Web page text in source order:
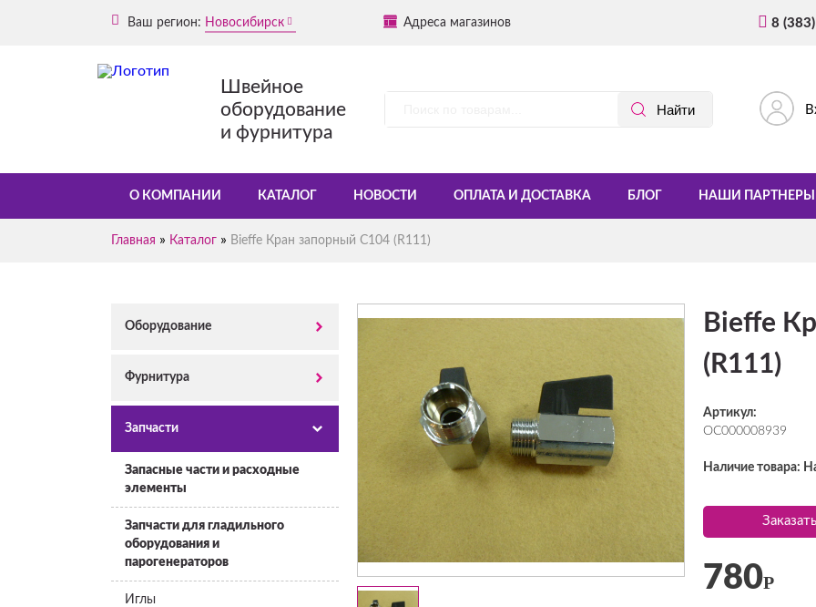
Ваш регион: Новосибирск Адреса магазинов 8
Швейное
оборудование
и фурнитура
О КОМПАНИИ КАТАЛОГ НОВОСТИ ОПЛАТА И ДОСТАВКА БЛОГ НАШИ ПАРТНЕРЫ
Главная » Каталог » Bieffe Кран запорный C104 (R111)
Оборудование
Фурнитура
Запчасти
Запасные части и расходные
элементы
Запчасти для гладильного
оборудования и
парогенераторов
Иглы
Bieffe
(R111)
Артикул:
ОС000008939
Наличие товара:
Заказать
780Р